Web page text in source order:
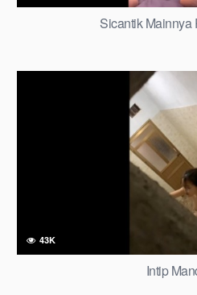
Sicantik Mainnya
43K
Intip